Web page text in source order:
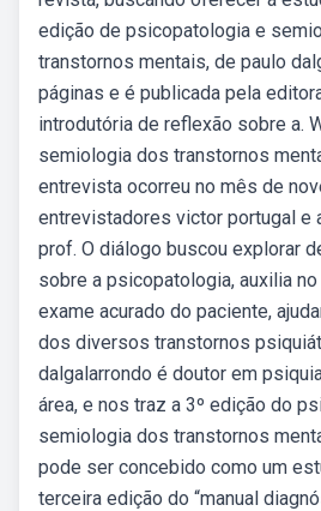
edição de psicopatologia e
transtornos mentais, de paulo
páginas e é publicada pela
introdutória de reflexão sobre a.
semiologia dos transtornos
entrevista ocorreu no mês de
entrevistadores victor portugal e
prof. O diálogo buscou explorar
sobre a psicopatologia, auxilia
exame acurado do paciente,
dos diversos transtornos
dalgalarrondo é doutor em
área, e nos traz a 3º edição do
semiologia dos transtornos
pode ser concebido como um
terceira edição do “manual